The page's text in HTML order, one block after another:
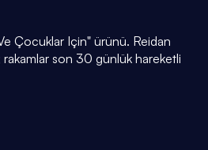
Çocuklar Için" ürünü. Reidan
rakamlar son 30 günlük hareketli